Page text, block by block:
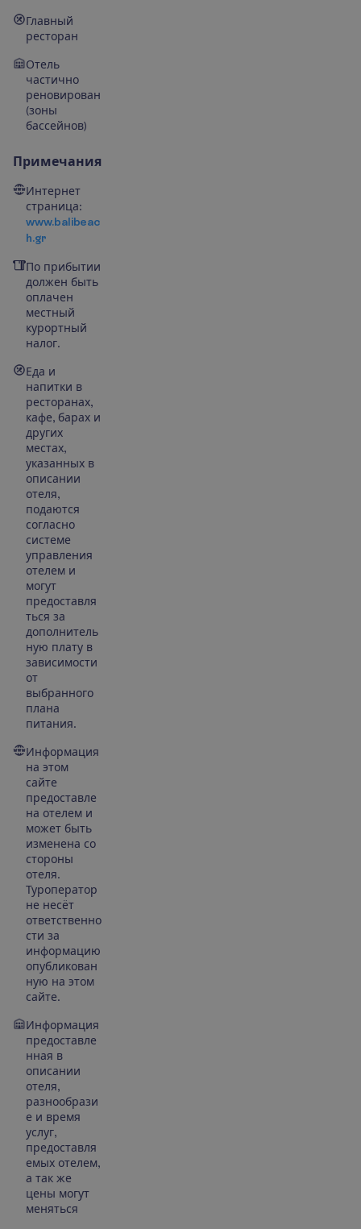
Главный
ресторан
Отель
частично
реновирован
(зоны
бассейнов)
Примечания
Интернет
страница:
www.balibeac
h.gr
По прибытии
должен быть
оплачен
местный
курортный
налог.
Еда и
напитки в
ресторанах,
кафе, барах и
других
местах,
указанных в
описании
отеля,
подаются
согласно
системе
управления
отелем и
могут
предоставля
ться за
дополнитель
ную плату в
зависимости
от
выбранного
плана
питания.
Информация
на этом
сайте
предоставле
на отелем и
может быть
изменена со
стороны
отеля.
Туроператор
не несёт
ответственно
сти за
информацию
опубликован
ную на этом
сайте.
Информация
предоставле
нная в
описании
отеля,
разнообрази
е и время
услуг,
предоставля
емых отелем,
а так же
цены могут
меняться